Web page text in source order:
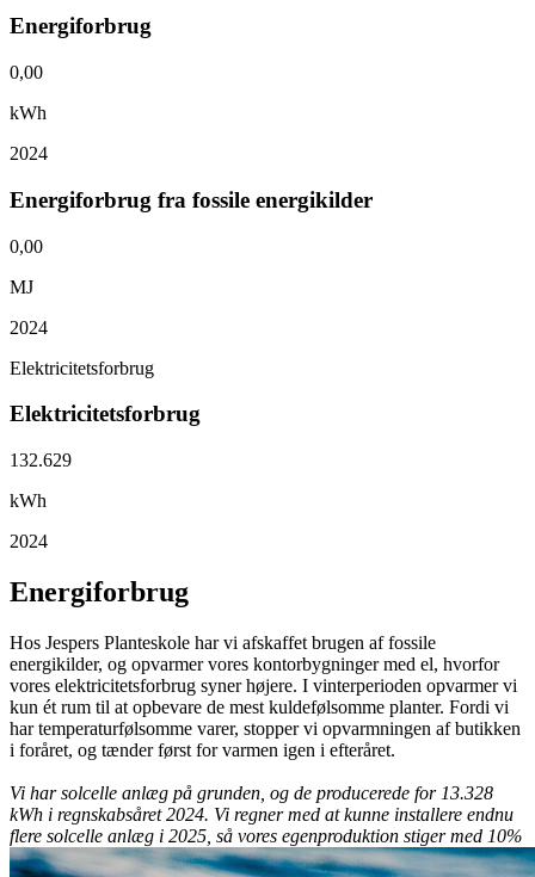
Energiforbrug
0,00
kWh
2024
Energiforbrug fra fossile energikilder
0,00
MJ
2024
Elektricitetsforbrug
Elektricitetsforbrug
132.629
kWh
2024
Energiforbrug
Hos Jespers Planteskole har vi afskaffet brugen af fossile
energikilder, og opvarmer vores kontorbygninger med el, hvorfor
vores elektricitetsforbrug syner højere. I vinterperioden opvarmer vi
kun ét rum til at opbevare de mest kuldefølsomme planter. Fordi vi
har temperaturfølsomme varer, stopper vi opvarmningen af butikken
i foråret, og tænder først for varmen igen i efteråret.
Vi har solcelle anlæg på grunden, og de producerede for 13.328
kWh i regnskabsåret 2024. Vi regner med at kunne installere endnu
flere solcelle anlæg i 2025, så vores egenproduktion stiger med 10%